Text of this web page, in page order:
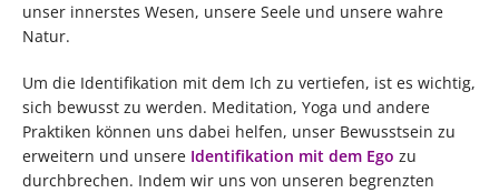
unser innerstes Wesen, unsere Seele und unsere wahre
Natur.
Um die Identifikation mit dem Ich zu vertiefen, ist es wichtig,
sich bewusst zu werden. Meditation, Yoga und andere
Praktiken können uns dabei helfen, unser Bewusstsein zu
erweitern und unsere Identifikation mit dem Ego zu
durchbrechen. Indem wir uns von unseren begrenzten